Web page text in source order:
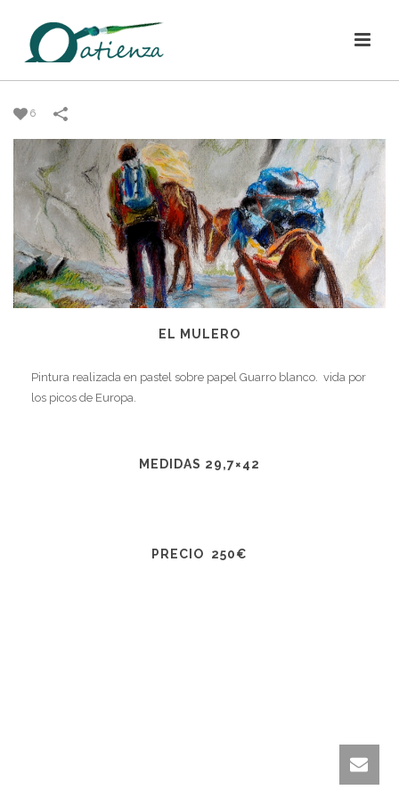
6
EL MULERO
Pintura realizada en pastel sobre papel Guarro blanco. vida por
los picos de Europa.
MEDIDAS 29,7×42
PRECIO 250€